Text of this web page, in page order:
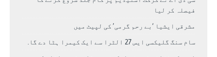
فیصلہ کر لیا
مشرقی ایشیا ‘بے رحم گرمی’ کی لپیٹ میں
سام سنگ گلیکسی ایس 27 الٹرا سے ایک کیمرا ہٹا دے گا.